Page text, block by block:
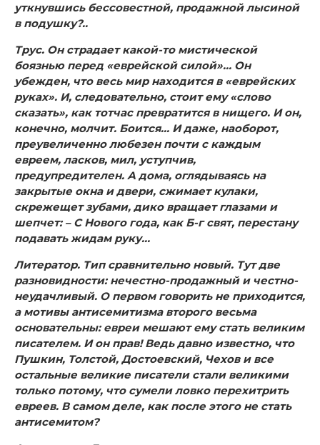
уткнувшись бессовестной, продажной лысиной
в подушку?..
Трус. Он страдает какой-то мистической
боязнью перед «еврейской силой»… Он
убежден, что весь мир находится в «еврейских
руках». И, следовательно, стоит ему «слово
сказать», как тотчас превратится в нищего. И он,
конечно, молчит. Боится… И даже, наоборот,
преувеличенно любезен почти с каждым
евреем, ласков, мил, уступчив,
предупредителен. А дома, оглядываясь на
закрытые окна и двери, сжимает кулаки,
скрежещет зубами, дико вращает глазами и
шепчет: – С Нового года, как Б-г свят, перестану
подавать жидам руку…
Литератор. Тип сравнительно новый. Тут две
разновидности: нечестно-продажный и честно-
неудачливый. О первом говорить не приходится,
а мотивы антисемитизма второго весьма
основательны: евреи мешают ему стать великим
писателем. И он прав! Ведь давно известно, что
Пушкин, Толстой, Достоевский, Чехов и все
остальные великие писатели стали великими
только потому, что сумели ловко перехитрить
евреев. В самом деле, как после этого не стать
антисемитом?